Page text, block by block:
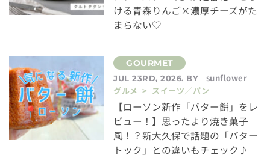
ける青森りんご×濃厚チーズがた
まらない♡
JUL 23RD, 2026. BY
sunflower
グルメ > スイーツ／パン
【ローソン新作「バター餅」をレ
ビュー！】思ったより焼き菓子
風！？新大久保で話題の「バター
トック」との違いもチェック♪